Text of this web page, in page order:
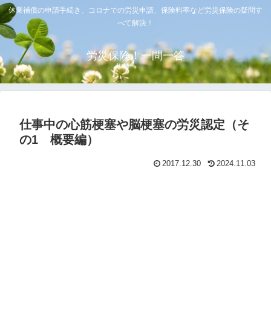
休業補償の申請手続き、コロナでの労災申請、保険料率など労災保険の疑問す
べて解決！
労災保険！一問一答
仕事中の心筋梗塞や脳梗塞の労災認定（そ
の1 概要編）
2017.12.30 2024.11.03